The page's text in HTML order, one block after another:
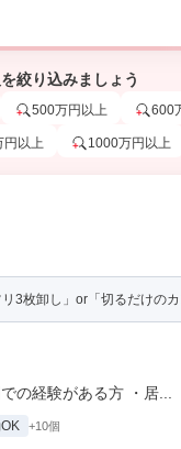
絞り込みましょう
500万円以上 600
円以上 1000万円以上
3枚卸し」or「切るだけの
の経験がある方 ・居...
+10個